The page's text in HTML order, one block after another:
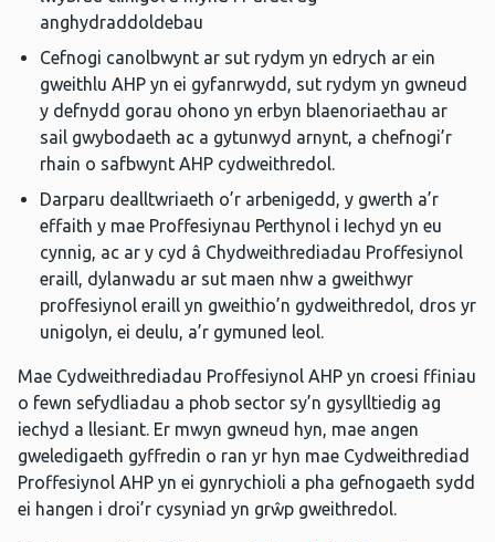
anghydraddoldebau
Cefnogi canolbwynt ar sut rydym yn edrych ar ein
gweithlu AHP yn ei gyfanrwydd, sut rydym yn gwneud
y defnydd gorau ohono yn erbyn blaenoriaethau ar
sail gwybodaeth ac a gytunwyd arnynt, a chefnogi’r
rhain o safbwynt AHP cydweithredol.
Darparu dealltwriaeth o’r arbenigedd, y gwerth a’r
effaith y mae Proffesiynau Perthynol i Iechyd yn eu
cynnig, ac ar y cyd â Chydweithrediadau Proffesiynol
eraill, dylanwadu ar sut maen nhw a gweithwyr
proffesiynol eraill yn gweithio’n gydweithredol, dros yr
unigolyn, ei deulu, a’r gymuned leol.
Mae Cydweithrediadau Proffesiynol AHP yn croesi ffiniau
o fewn sefydliadau a phob sector sy’n gysylltiedig ag
iechyd a llesiant. Er mwyn gwneud hyn, mae angen
gweledigaeth gyffredin o ran yr hyn mae Cydweithrediad
Proffesiynol AHP yn ei gynrychioli a pha gefnogaeth sydd
ei hangen i droi’r cysyniad yn grŵp gweithredol.